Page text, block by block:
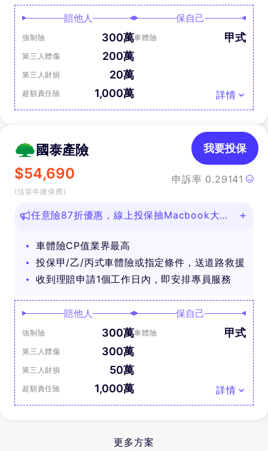
賠他人
強制險 300萬
第三人體傷 200萬
第三人財損 20萬
超額責任險 1,000萬
保自己
車體險 甲式
詳情
國泰產險
$54,690
(估算年繳保費)
申訴率 0.29141
我要投保
任意險87折優惠，線上投保抽Macbook大
車體險CP值業界最高
投保甲/乙/丙式車體險或指定條件，送道路救援
收到理賠申請1個工作日內，即安排專員服務
賠他人
強制險 300萬
第三人體傷 300萬
第三人財損 50萬
超額責任險 1,000萬
保自己
車體險 甲式
詳情
更多方案